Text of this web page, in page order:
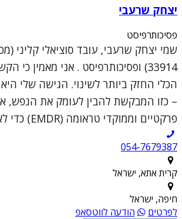
יצחק שרעבי
פסיכותרפיסט
שמי יצחק שרעבי, עובד סוציאלי קליני
33914) ופסיכותרפיסט . אני מאמין כי
הכלי החזק ביותר לשינוי. הגישה שלי
– כזו המבקשת להבין לעומק את הנפש,
פרקטיים וממוקדי טראומה (EMDR) כדי לאפשר הקל...
054-7679387
קרית אתא, ישראל
חיפה, ישראל
לפרטים
הודעה לווטסאפ